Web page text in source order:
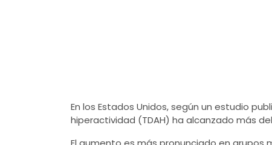
En los Estados Unidos, según un estudio
hiperactividad (TDAH) ha alcanzado más